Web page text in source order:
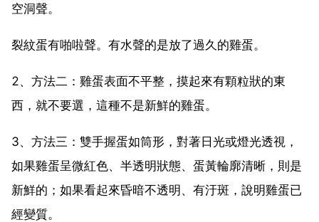
空洞聲。
裂紋蛋有啪啦聲。有水聲的是放了過久的雞蛋。
2、方法二：雞蛋表面不平整，摸起來有顆粒狀的東
西，就不要選，這種不是新鮮的雞蛋。
3、方法三：雙手握蛋如筒形，對著日光或燈光透視，
如果雞蛋呈微紅色、半透明狀態、蛋黃輪廓清晰，則是
新鮮的；如果看起來昏暗不透明、有汙斑，說明雞蛋已
經變質。